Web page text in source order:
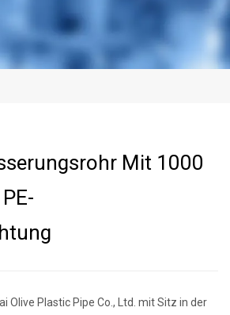
Mit 1000
Olive Plastic Pipe Co., Ltd. mit Sitz in der